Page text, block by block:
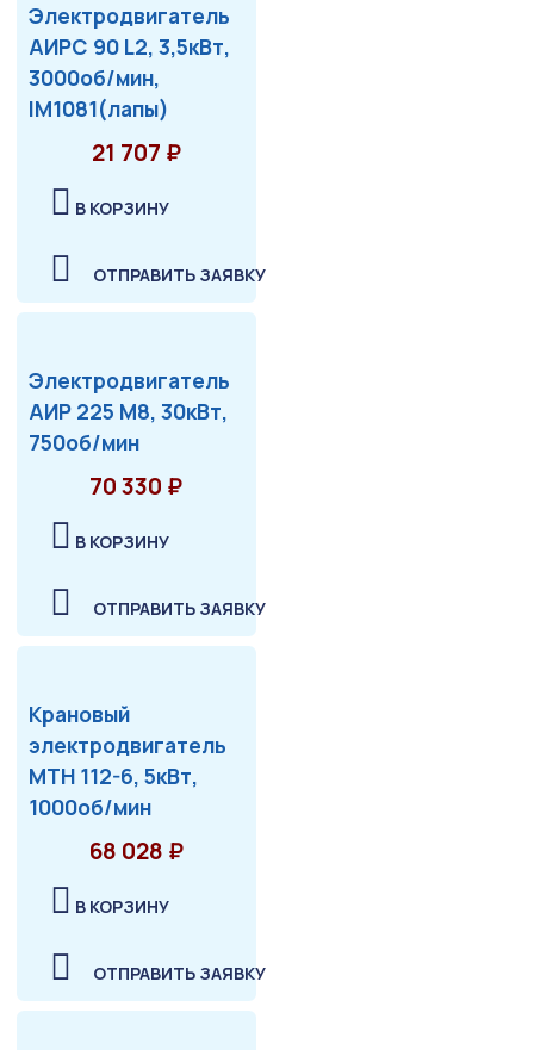
Электродвигатель
АИРС 90 L2, 3,5кВт,
3000об/мин,
IM1081(лапы)
21 707 ₽
В КОРЗИНУ
ОТПРАВИТЬ ЗАЯВКУ
Электродвигатель
АИР 225 М8, 30кВт,
750об/мин
70 330 ₽
В КОРЗИНУ
ОТПРАВИТЬ ЗАЯВКУ
Крановый
электродвигатель
МТН 112-6, 5кВт,
1000об/мин
68 028 ₽
В КОРЗИНУ
ОТПРАВИТЬ ЗАЯВКУ